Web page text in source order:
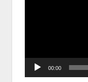
00:00